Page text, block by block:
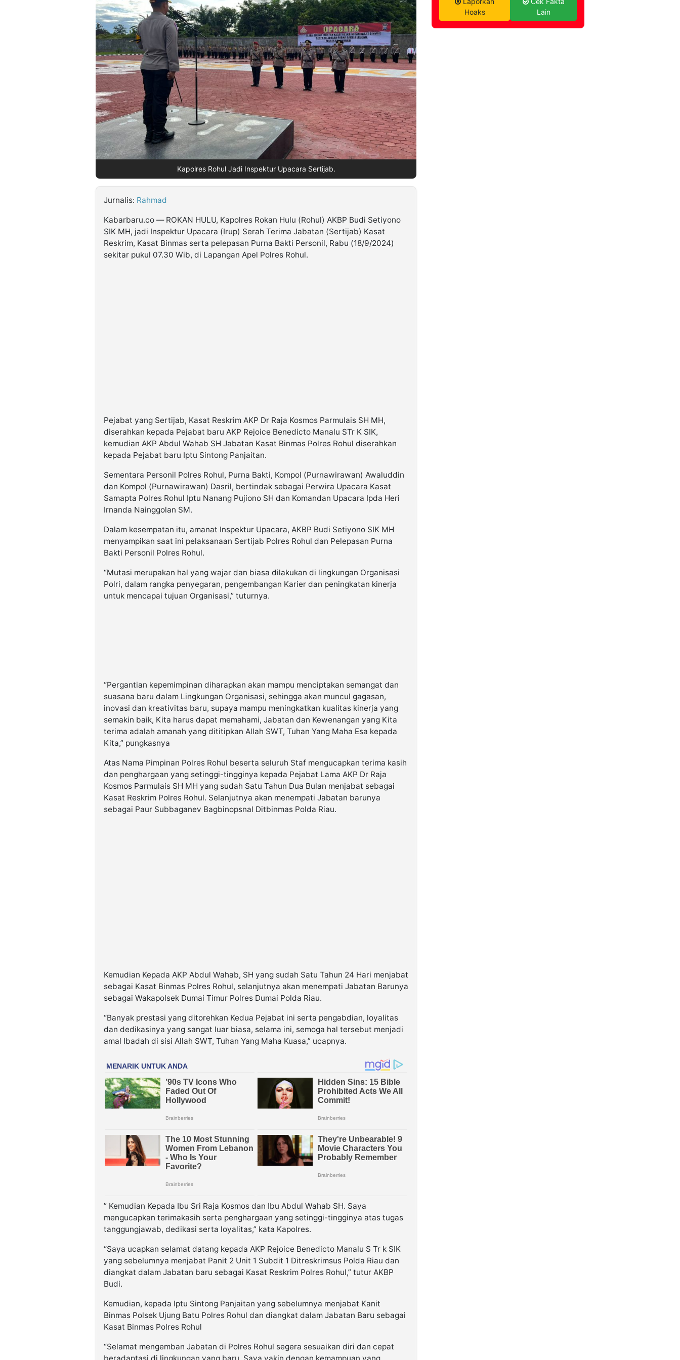
Kapolres Rohul Jadi Inspektur Upacara Sertijab.
Jurnalis: Rahmad
Kabarbaru.co — ROKAN HULU, Kapolres Rokan Hulu (Rohul) AKBP Budi Setiyono
SIK MH, jadi Inspektur Upacara (Irup) Serah Terima Jabatan (Sertijab) Kasat
Reskrim, Kasat Binmas serta pelepasan Purna Bakti Personil, Rabu (18/9/2024)
sekitar pukul 07.30 Wib, di Lapangan Apel Polres Rohul.
Pejabat yang Sertijab, Kasat Reskrim AKP Dr Raja Kosmos Parmulais SH MH,
diserahkan kepada Pejabat baru AKP Rejoice Benedicto Manalu STr K SIK,
kemudian AKP Abdul Wahab SH Jabatan Kasat Binmas Polres Rohul diserahkan
kepada Pejabat baru Iptu Sintong Panjaitan.
Sementara Personil Polres Rohul, Purna Bakti, Kompol (Purnawirawan) Awaluddin
dan Kompol (Purnawirawan) Dasril, bertindak sebagai Perwira Upacara Kasat
Samapta Polres Rohul Iptu Nanang Pujiono SH dan Komandan Upacara Ipda Heri
Irnanda Nainggolan SM.
Dalam kesempatan itu, amanat Inspektur Upacara, AKBP Budi Setiyono SIK MH
menyampikan saat ini pelaksanaan Sertijab Polres Rohul dan Pelepasan Purna
Bakti Personil Polres Rohul.
“Mutasi merupakan hal yang wajar dan biasa dilakukan di lingkungan Organisasi
Polri, dalam rangka penyegaran, pengembangan Karier dan peningkatan kinerja
untuk mencapai tujuan Organisasi,” tuturnya.
“Pergantian kepemimpinan diharapkan akan mampu menciptakan semangat dan
suasana baru dalam Lingkungan Organisasi, sehingga akan muncul gagasan,
inovasi dan kreativitas baru, supaya mampu meningkatkan kualitas kinerja yang
semakin baik, Kita harus dapat memahami, Jabatan dan Kewenangan yang Kita
terima adalah amanah yang dititipkan Allah SWT, Tuhan Yang Maha Esa kepada
Kita,” pungkasnya
Atas Nama Pimpinan Polres Rohul beserta seluruh Staf mengucapkan terima kasih
dan penghargaan yang setinggi-tingginya kepada Pejabat Lama AKP Dr Raja
Kosmos Parmulais SH MH yang sudah Satu Tahun Dua Bulan menjabat sebagai
Kasat Reskrim Polres Rohul. Selanjutnya akan menempati Jabatan barunya
sebagai Paur Subbaganev Bagbinopsnal Ditbinmas Polda Riau.
Kemudian Kepada AKP Abdul Wahab, SH yang sudah Satu Tahun 24 Hari menjabat
sebagai Kasat Binmas Polres Rohul, selanjutnya akan menempati Jabatan Barunya
sebagai Wakapolsek Dumai Timur Polres Dumai Polda Riau.
“Banyak prestasi yang ditorehkan Kedua Pejabat ini serta pengabdian, loyalitas
dan dedikasinya yang sangat luar biasa, selama ini, semoga hal tersebut menjadi
amal Ibadah di sisi Allah SWT, Tuhan Yang Maha Kuasa,” ucapnya.
” Kemudian Kepada Ibu Sri Raja Kosmos dan Ibu Abdul Wahab SH. Saya
mengucapkan terimakasih serta penghargaan yang setinggi-tingginya atas tugas
tanggungjawab, dedikasi serta loyalitas,” kata Kapolres.
“Saya ucapkan selamat datang kepada AKP Rejoice Benedicto Manalu S Tr k SIK
yang sebelumnya menjabat Panit 2 Unit 1 Subdit 1 Ditreskrimsus Polda Riau dan
diangkat dalam Jabatan baru sebagai Kasat Reskrim Polres Rohul,” tutur AKBP
Budi.
Kemudian, kepada Iptu Sintong Panjaitan yang sebelumnya menjabat Kanit
Binmas Polsek Ujung Batu Polres Rohul dan diangkat dalam Jabatan Baru sebagai
Kasat Binmas Polres Rohul
“Selamat mengemban Jabatan di Polres Rohul segera sesuaikan diri dan cepat
beradaptasi di lingkungan yang baru. Saya yakin dengan kemampuan yang
Hoaks
Lain